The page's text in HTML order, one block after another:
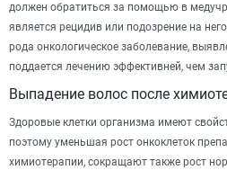
должен обратиться за помощью в
является рецидив или подозрение на
рода онкологическое заболевание,
поддается лечению эффективней, чем
Выпадение волос после
Здоровые клетки организма имеют
поэтому уменьшая рост онкоклеток
химиотерапии, сокращают также рост